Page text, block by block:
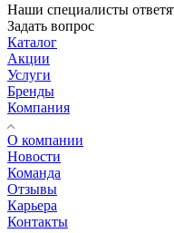
Наши специалисты
Задать вопрос
Каталог
Акции
Услуги
Бренды
Компания
О компании
Новости
Команда
Отзывы
Карьера
Контакты